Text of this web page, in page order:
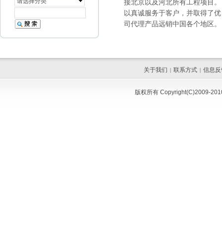
接北京以及河北所有工程项目
以真诚服务于客户，并取得了
司代理产品远销中国各个地区。
关于我们 | 联系方式 | 信息
版权所有 Copyright(C)2009-